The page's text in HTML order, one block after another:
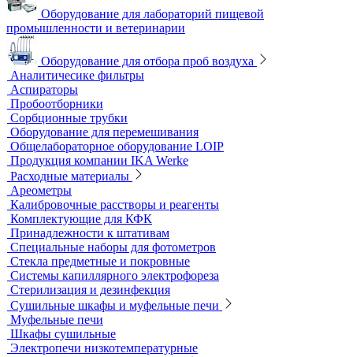
Сорбционные трубки
Нагревательные устройства
Колбонагреватели
Нагревательные плиты
Песчаные бани
Оборудование для лабораторий пищевой
промышленности и ветеринарии
Оборудование для отбора проб воздуха
Аналитичесике фильтры
Аспираторы
Пробоотборники
Сорбционные трубки
Оборудование для перемешивания
Общелабораторное оборудование LOIP
Продукция компании IKA Werke